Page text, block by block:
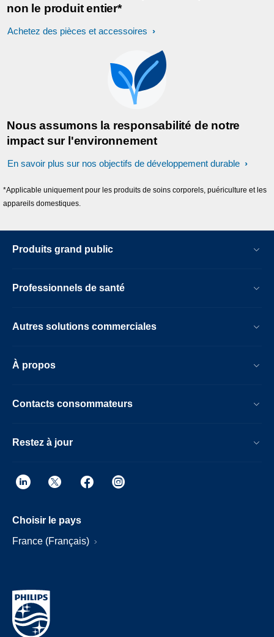
non le produit entier*
Achetez des pièces et accessoires
Nous assumons la responsabilité de notre
impact sur l'environnement
En savoir plus sur nos objectifs de développement durable
*Applicable uniquement pour les produits de soins corporels, puériculture et les
appareils domestiques.
Produits grand public
Professionnels de santé
Autres solutions commerciales
À propos
Contacts consommateurs
Restez à jour
Choisir le pays
France (Français)